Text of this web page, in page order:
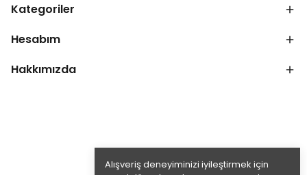
Alışveriş deneyiminizi iyileştirmek için
Kategoriler
Hesabım
Hakkımızda